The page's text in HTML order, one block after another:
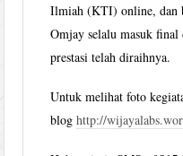
Ilmiah (KTI) online, dan
Omjay selalu masuk
prestasi telah diraihnya.
Untuk melihat foto
bloghttp://